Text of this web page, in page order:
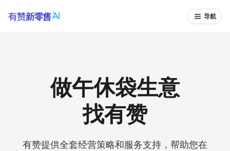
导航
做午休袋生意
找有赞
有赞提供全套经营策略和服务支持，帮助您在